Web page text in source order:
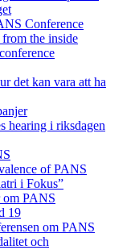
Conference
the inside
det kan vara att ha
hearing i riksdagen
of PANS
i Fokus”
om PANS
19
om PANS
och